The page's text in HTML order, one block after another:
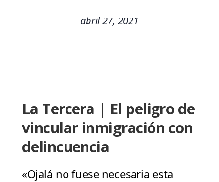
abril 27, 2021
La Tercera | El peligro de
vincular inmigración con
delincuencia
«Ojalá no fuese necesaria esta